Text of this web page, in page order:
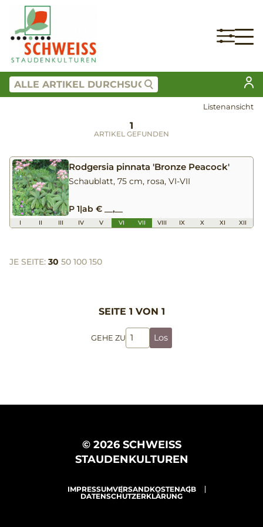
Listenansicht
1
ARTIKEL GEFUNDEN
Rodgersia pinnata 'Bronze Peacock'
Schaublatt, 75 cm, rosa, VI-VII
P 1|ab € __,__
I II III IV V VI VII VIII IX X XI XII
JE SEITE: 30 50 100 150
SEITE 1 VON 1
GEHE ZU Los
© 2026 SCHWEISS
STAUDENKULTUREN
IMPRESSUMVERSANDKOSTENAGB
DATENSCHUTZERKLÄRUNG